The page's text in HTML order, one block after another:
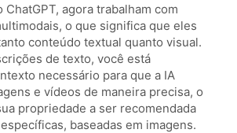
ChatGPT, agora trabalham com
o que significa que eles
conteúdo textual quanto visual.
de texto, você está
necessário para que a IA
e vídeos de maneira precisa, o
propriedade a ser recomendada
baseadas em imagens.